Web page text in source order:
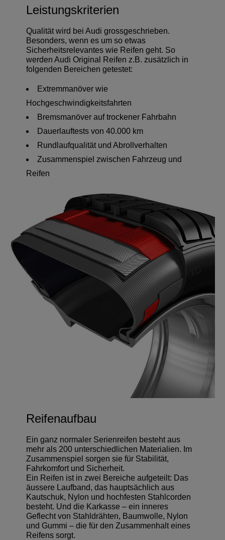
Leistungskriterien
Qualität wird bei Audi grossgeschrieben.
Besonders, wenn es um so etwas
Sicherheitsrelevantes wie Reifen geht. So
werden Audi Original Reifen z.B. zusätzlich in
folgenden Bereichen getestet:
Extremmanöver wie
Hochgeschwindigkeitsfahrten
Bremsmanöver auf trockener Fahrbahn
Dauerlauftests von 40.000 km
Rundlaufqualität und Abrollverhalten
Zusammenspiel zwischen Fahrzeug und
Reifen
Reifenaufbau
Ein ganz normaler Serienreifen besteht aus
mehr als 200 unterschiedlichen Materialien. Im
Zusammenspiel sorgen sie für Stabilität,
Fahrkomfort und Sicherheit.
Ein Reifen ist in zwei Bereiche aufgeteilt: Das
äussere Laufband, das hauptsächlich aus
Kautschuk, Nylon und hochfesten Stahlcorden
besteht. Und die Karkasse – ein inneres
Geflecht von Stahldrähten, Baumwolle, Nylon
und Gummi – die für den Zusammenhalt eines
Reifens sorgt.